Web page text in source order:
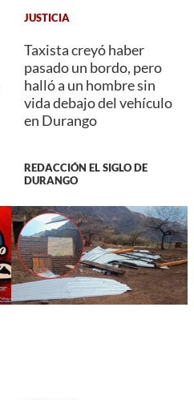
JUSTICIA
Taxista creyó haber
pasado un bordo, pero
halló a un hombre sin
vida debajo del vehículo
en Durango
REDACCIÓN EL SIGLO DE
DURANGO